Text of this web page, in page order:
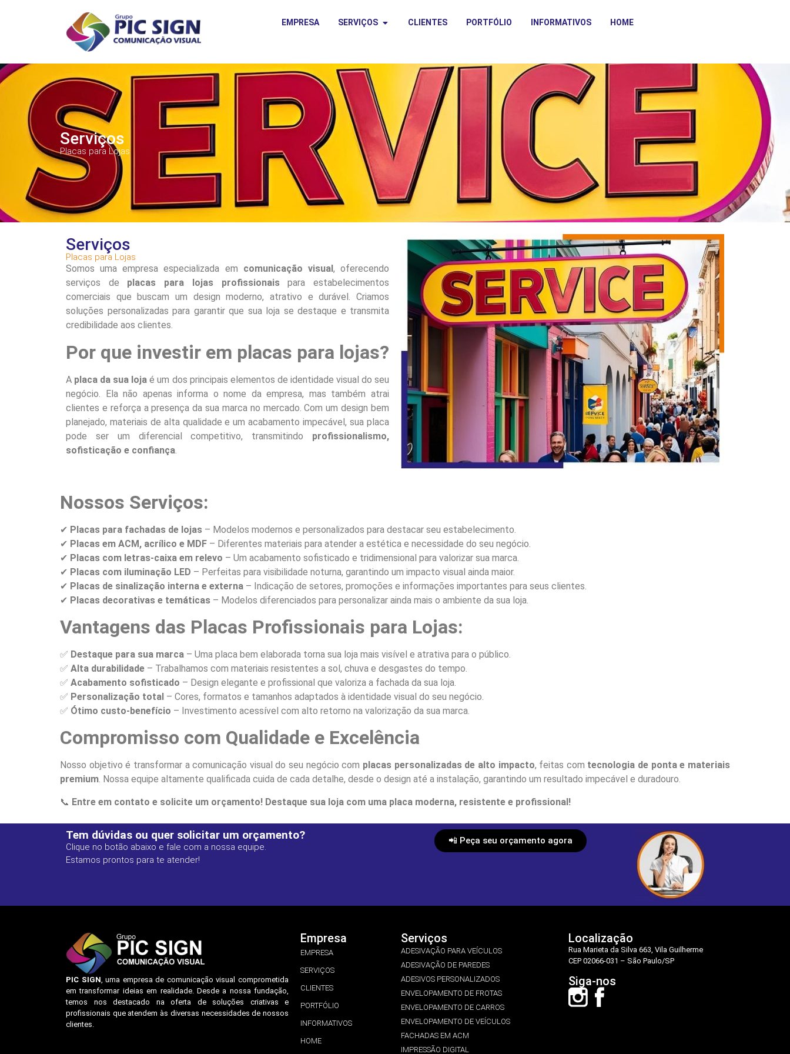
EMPRESA SERVIÇOS CLIENTES PORTFÓLIO INFORMATIVOS HOME
Serviços
Placas para Lojas
Serviços
Placas para Lojas
Somos uma empresa especializada em comunicação visual , oferecendo
serviços de placas para lojas profissionaispara estabelecimentos
comerciais que buscam um design moderno, atrativo e durável. Criamos
soluções personalizadas para garantir que sua loja se destaque e transmita
credibilidade aos clientes.
Por que investir em placas para lojas?
A placa da sua loja é um dos principais elementos de identidade visual do seu
negócio. Ela não apenas informa o nome da empresa, mas também atrai
clientes e reforça a presença da sua marca no mercado. Com um design bem
planejado, materiais de alta qualidade e um acabamento impecável, sua placa
pode ser um diferencial competitivo, transmitindo profissionalismo,
sofisticação e confiança.
Nossos Serviços:
✔ Placas para fachadas de lojas – Modelos modernos e personalizados para destacar seu estabelecimento.
✔ Placas em ACM, acrílico e MDF – Diferentes materiais para atender a estética e necessidade do seu negócio.
✔ Placas com letras-caixa em relevo – Um acabamento sofisticado e tridimensional para valorizar sua marca.
✔ Placas com iluminação LED – Perfeitas para visibilidade noturna, garantindo um impacto visual ainda maior.
✔ Placas de sinalização interna e externa – Indicação de setores, promoções e informações importantes para seus clientes.
✔ Placas decorativas e temáticas – Modelos diferenciados para personalizar ainda mais o ambiente da sua loja.
Vantagens das Placas Profissionais para Lojas:
✅ Destaque para sua marca – Uma placa bem elaborada torna sua loja mais visível e atrativa para o público.
✅ Alta durabilidade – Trabalhamos com materiais resistentes a sol, chuva e desgastes do tempo.
✅ Acabamento sofisticado – Design elegante e profissional que valoriza a fachada da sua loja.
✅ Personalização total – Cores, formatos e tamanhos adaptados à identidade visual do seu negócio.
✅ Ótimo custo-benefício – Investimento acessível com alto retorno na valorização da sua marca.
Compromisso com Qualidade e Excelência
Nosso objetivo é transformar a comunicação visual do seu negócio com placas personalizadas de alto impacto, feitas com tecnologia de ponta e materiais
premium. Nossa equipe altamente qualificada cuida de cada detalhe, desde o design até a instalação, garantindo um resultado impecável e duradouro.
📞 Entre em contato e solicite um orçamento! Destaque sua loja com uma placa moderna, resistente e profissional!
Tem dúvidas ou quer solicitar um orçamento?
Clique no botão abaixo e fale com a nossa equipe.
Estamos prontos para te atender!
📲 Peça seu orçamento agora
PIC SIGN, uma empresa de comunicação visual comprometida
em transformar ideias em realidade. Desde a nossa fundação,
temos nos destacado na oferta de soluções criativas e
profissionais que atendem às diversas necessidades de nossos
clientes.
Empresa
EMPRESA
SERVIÇOS
CLIENTES
PORTFÓLIO
INFORMATIVOS
HOME
Serviços
ADESIVAÇÃO PARA VEÍCULOS
ADESIVAÇÃO DE PAREDES
ADESIVOS PERSONALIZADOS
ENVELOPAMENTO DE FROTAS
ENVELOPAMENTO DE CARROS
ENVELOPAMENTO DE VEÍCULOS
FACHADAS EM ACM
IMPRESSÃO DIGITAL
Localização
Rua Marieta da Silva 663, Vila Guilherme
CEP 02066-031 – São Paulo/SP
Siga-nos